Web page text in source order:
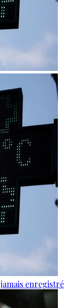
enregistré